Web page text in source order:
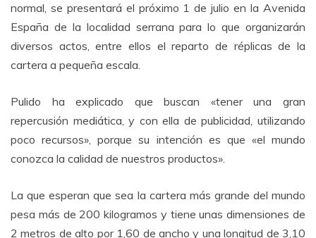
normal, se presentará el próximo 1 de julio en la Avenida
España de la localidad serrana para lo que organizarán
diversos actos, entre ellos el reparto de réplicas de la
cartera a pequeña escala.
Pulido ha explicado que buscan «tener una gran
repercusión mediática, y con ella de publicidad, utilizando
poco recursos», porque su intención es que «el mundo
conozca la calidad de nuestros productos».
La que esperan que sea la cartera más grande del mundo
pesa más de 200 kilogramos y tiene unas dimensiones de
2 metros de alto por 1,60 de ancho y una longitud de 3,10